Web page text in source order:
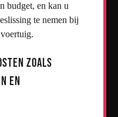
budget, en kan u
te nemen bij
zoals
en